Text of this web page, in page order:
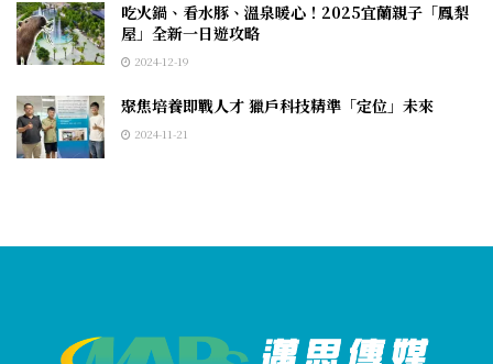
吃火鍋、看水豚、溫泉暖心！2025宜蘭親子「鳳梨
屋」全新一日遊攻略
2024-12-19
聚焦培養即戰人才 獵戶科技精準「定位」未來
2024-11-21